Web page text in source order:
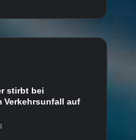
stirbt bei
Verkehrsunfall auf